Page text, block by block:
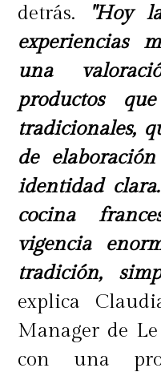
detrás.
"Hoy
experiencias
una
productos
tradicionales,
de
identidad
cocina
vigencia
tradición,
explica
Manager de
con una